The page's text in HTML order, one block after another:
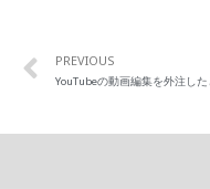
PREVIOUS